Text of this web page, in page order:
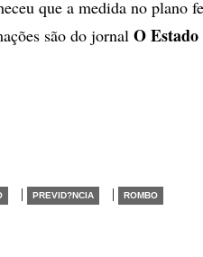
que a medida no plano
são do jornal O Estado
| PREVID?NCIA | ROMBO